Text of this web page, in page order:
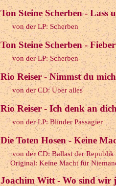
Ton Steine Scherben - Lass
von der LP: Scherben
Ton Steine Scherben -
von der LP: Scherben
Rio Reiser - Nimmst du
von der CD: Über alles
Rio Reiser - Ich denk an
von der LP: Blinder Passagier
Die Toten Hosen - Keine
von der CD: Ballast der Republik
Original: Keine Macht für
Joachim Witt - Wo sind wir